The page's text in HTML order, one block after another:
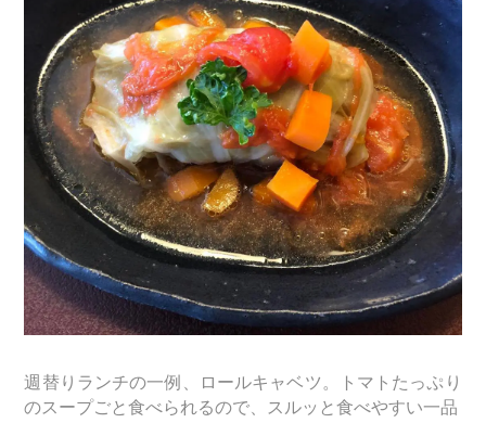
週替りランチの一例、ロールキャベツ。トマトたっぷり
のスープごと食べられるので、スルッと食べやすい一品